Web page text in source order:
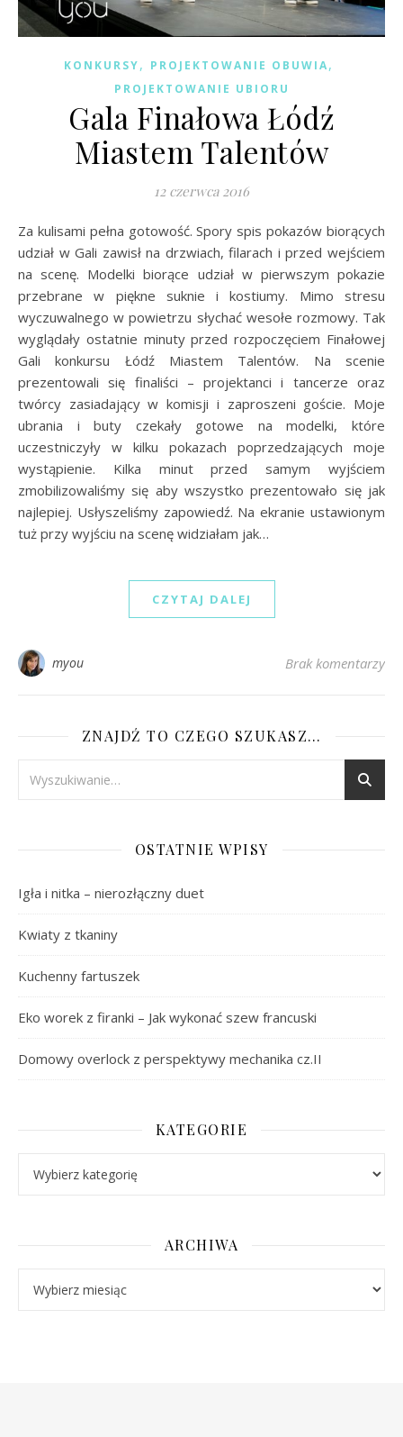
KONKURSY, PROJEKTOWANIE OBUWIA,
PROJEKTOWANIE UBIORU
Gala Finałowa Łódź
Miastem Talentów
12 czerwca 2016
Za kulisami pełna gotowość. Spory spis pokazów biorących
udział w Gali zawisł na drzwiach, filarach i przed wejściem
na scenę. Modelki biorące udział w pierwszym pokazie
przebrane w piękne suknie i kostiumy. Mimo stresu
wyczuwalnego w powietrzu słychać wesołe rozmowy. Tak
wyglądały ostatnie minuty przed rozpoczęciem Finałowej
Gali konkursu Łódź Miastem Talentów. Na scenie
prezentowali się finaliści – projektanci i tancerze oraz
twórcy zasiadający w komisji i zaproszeni goście. Moje
ubrania i buty czekały gotowe na modelki, które
uczestniczyły w kilku pokazach poprzedzających moje
wystąpienie. Kilka minut przed samym wyjściem
zmobilizowaliśmy się aby wszystko prezentowało się jak
najlepiej. Usłyszeliśmy zapowiedź. Na ekranie ustawionym
tuż przy wyjściu na scenę widziałam jak…
CZYTAJ DALEJ
myou Brak komentarzy
ZNAJDŹ TO CZEGO SZUKASZ…
OSTATNIE WPISY
Igła i nitka – nierozłączny duet
Kwiaty z tkaniny
Kuchenny fartuszek
Eko worek z firanki – Jak wykonać szew francuski
Domowy overlock z perspektywy mechanika cz.II
KATEGORIE
ARCHIWA